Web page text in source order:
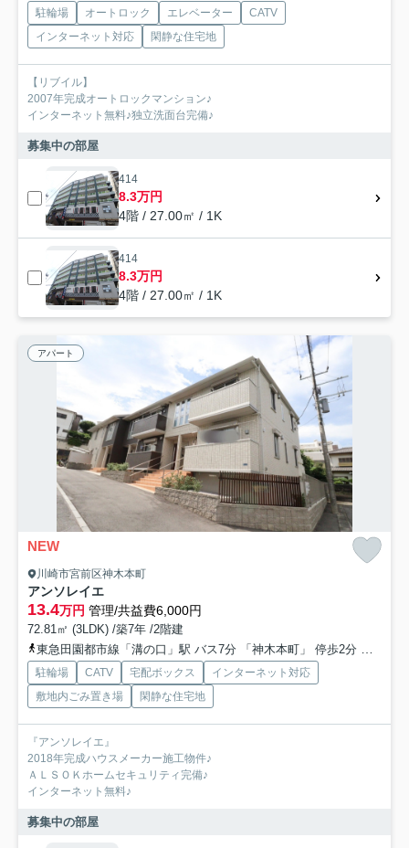
駐輪場 オートロック エレベーター
CATV
インターネット対応
閑静な住宅地
【リブイル】
2007年完成オートロックマンション♪
インターネット無料♪独立洗面台完備♪
募集中の部屋
414
8.3万円
4階 / 27.00㎡ / 1K
414
8.3万円
4階 / 27.00㎡ / 1K
アパート
NEW
川崎市宮前区神木本町
アンソレイエ
13.4万円 管理/共益費6,000円
72.81㎡ (3LDK) /築7年 /2階建
東急田園都市線「溝の口」駅 バス7分 「神木本町」 停歩2分
東急田
駐輪場 CATV 宅配ボックス
インターネット対応
敷地内ごみ置き場
閑静な住宅地
『アンソレイエ』
2018年完成ハウスメーカー施工物件♪
ＡＬＳＯＫホームセキュリティ完備♪
インターネット無料♪
募集中の部屋